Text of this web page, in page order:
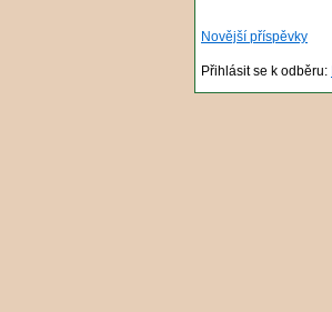
Novější příspěvky
Přihlásit se k odběru: